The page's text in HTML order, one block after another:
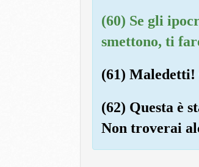
(60) Se gli
smettono, ti
(61) Maledetti!
(62) Questa è
Non troverai